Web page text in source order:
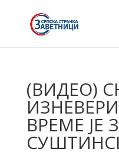
(ВИДЕО)
ВРЕМЕ ЈЕ